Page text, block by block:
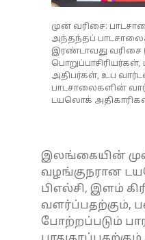
முன் வரிசை:
அந்தந்தப்
இரண்டாவது வரிசை
பொறுப்பாசிரியர்கள்,
அதிபர்கள், உப
பாடசாலைகளின்
டயலொக்
இலங்கையின்
வழங்குநரான
பிஎல்சி, இளம்
வளர்ப்பதற்கும்,
போற்றப்படும்